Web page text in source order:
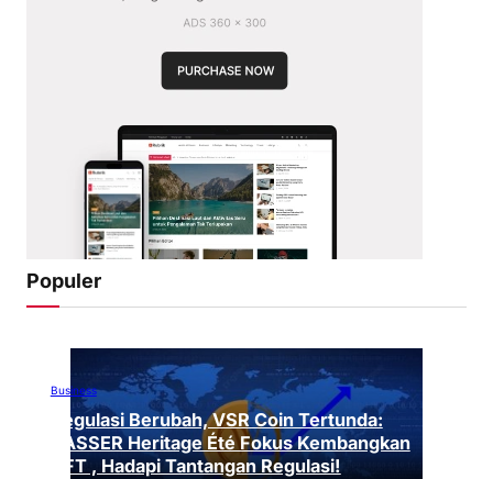
Populer
Business
Regulasi Berubah, VSR Coin Tertunda:
VASSER Heritage Été Fokus Kembangkan
NFT , Hadapi Tantangan Regulasi!